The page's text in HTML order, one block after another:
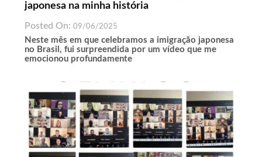
japonesa na minha história
Posted On: 09/06/2025
Neste mês em que celebramos a imigração japonesa
no Brasil, fui surpreendida por um vídeo que me
emocionou profundamente